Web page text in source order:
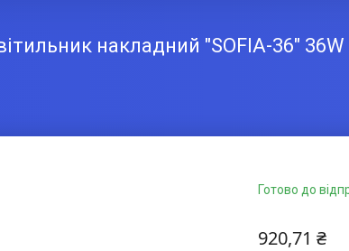
накладний "SOFIA-36" 36W
Готово до
920,71 ₴